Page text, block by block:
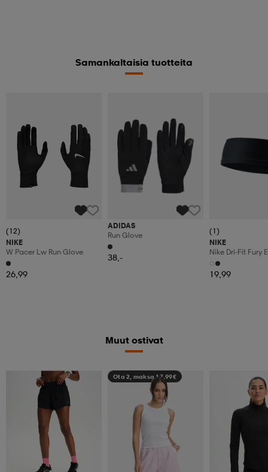
Samankaltaisia tuotteita
(12)
NIKE
W Pacer Lw Run Glove
26,99
ADIDAS
Run Glove
38,-
(1)
NIKE
Nike Dri-Fit Fury
Headband
19,99
Muut ostivat
Ota 2, maksa 17,99€